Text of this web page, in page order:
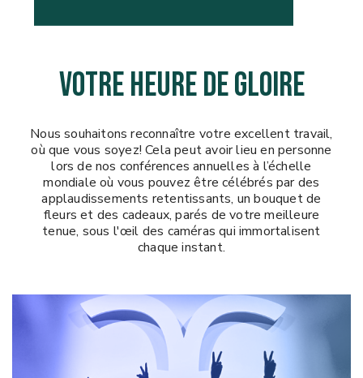
VOTRE HEURE DE GLOIRE
Nous souhaitons reconnaître votre excellent travail,
où que vous soyez! Cela peut avoir lieu en personne
lors de nos conférences annuelles à l’échelle
mondiale où vous pouvez être célébrés par des
applaudissements retentissants, un bouquet de
fleurs et des cadeaux, parés de votre meilleure
tenue, sous l'œil des caméras qui immortalisent
chaque instant.